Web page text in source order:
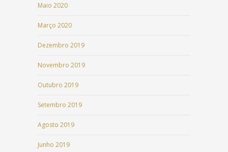
Maio 2020
Março 2020
Dezembro 2019
Novembro 2019
Outubro 2019
Setembro 2019
Agosto 2019
Junho 2019